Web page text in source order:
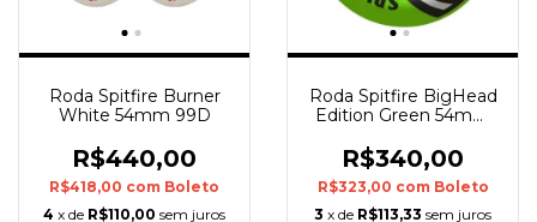
Roda Spitfire Burner
White 54mm 99D
R$440,00
R$418,00 com Boleto
4 x de R$110,00 sem juros
Roda Spitfire BigHead
Edition Green 54mm
R$340,00
R$323,00 com Boleto
3 x de R$113,33 sem juros